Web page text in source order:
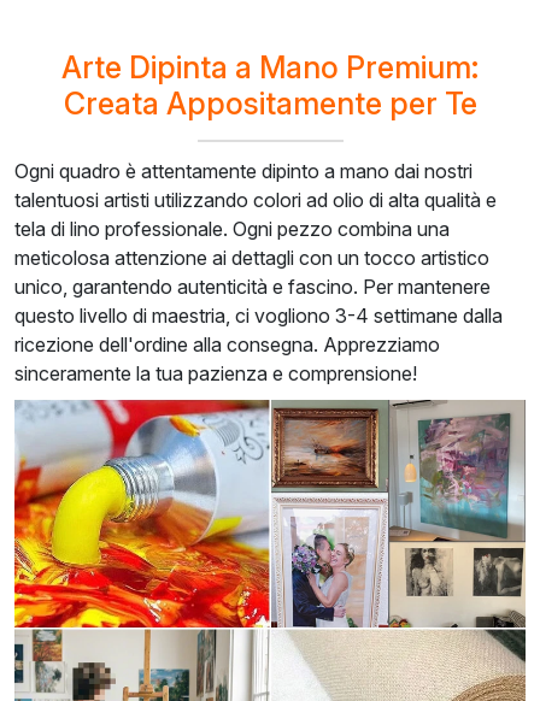
Arte Dipinta a Mano Premium:
Creata Appositamente per Te
Ogni quadro è attentamente dipinto a mano dai nostri
talentuosi artisti utilizzando colori ad olio di alta qualità e
tela di lino professionale. Ogni pezzo combina una
meticolosa attenzione ai dettagli con un tocco artistico
unico, garantendo autenticità e fascino. Per mantenere
questo livello di maestria, ci vogliono 3-4 settimane dalla
ricezione dell'ordine alla consegna. Apprezziamo
sinceramente la tua pazienza e comprensione!